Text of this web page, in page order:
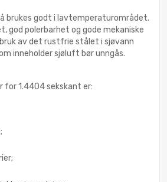
brukes godt i lavtemperaturområdet.
god polerbarhet og gode mekaniske
av det rustfrie stålet i sjøvann
inneholder sjøluft bør unngås.
for 1.4404 sekskant er: